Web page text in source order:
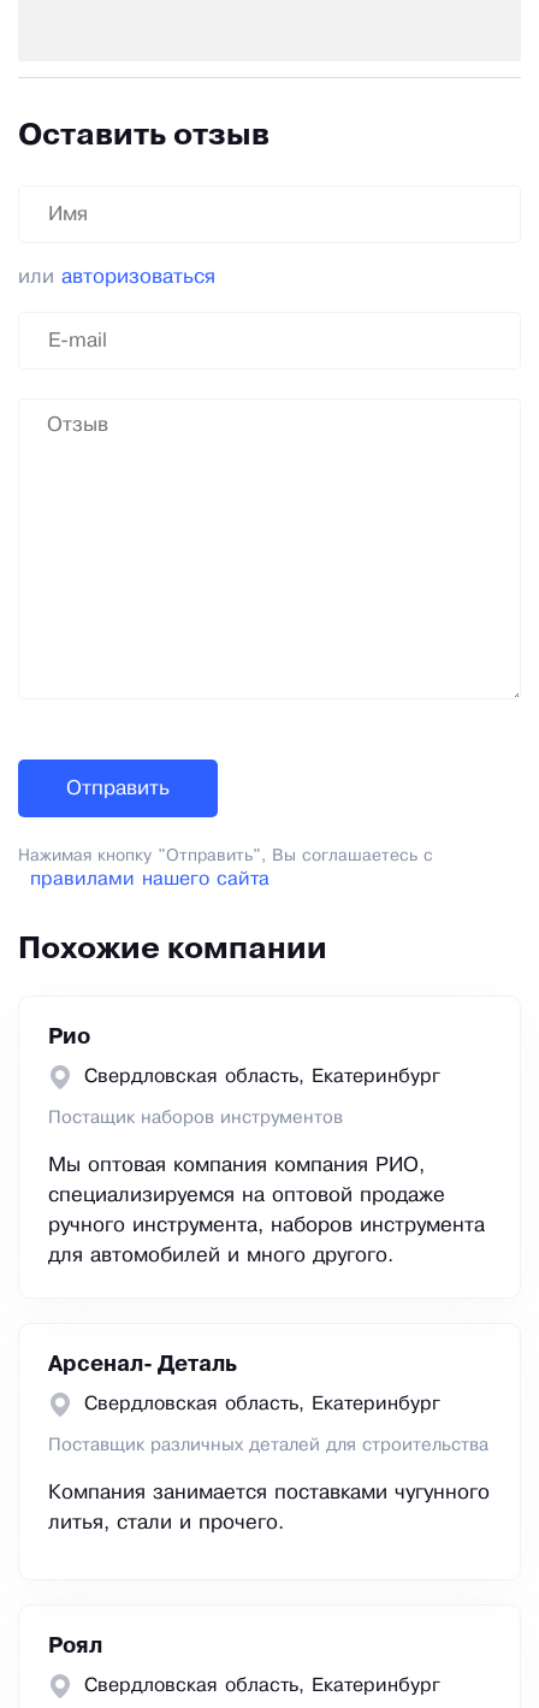
Оставить отзыв
или авторизоваться
Нажимая кнопку "Отправить", Вы соглашаетесь с
правилами нашего сайта
Похожие компании
Рио
Свердловская область, Екатеринбург
Постащик наборов инструментов
Мы оптовая компания компания РИО,
специализируемся на оптовой продаже
ручного инструмента, наборов инструмента
для автомобилей и много другого.
Арсенал- Деталь
Свердловская область, Екатеринбург
Поставщик различных деталей для строительства
Компания занимается поставками чугунного
литья, стали и прочего.
Роял
Свердловская область, Екатеринбург